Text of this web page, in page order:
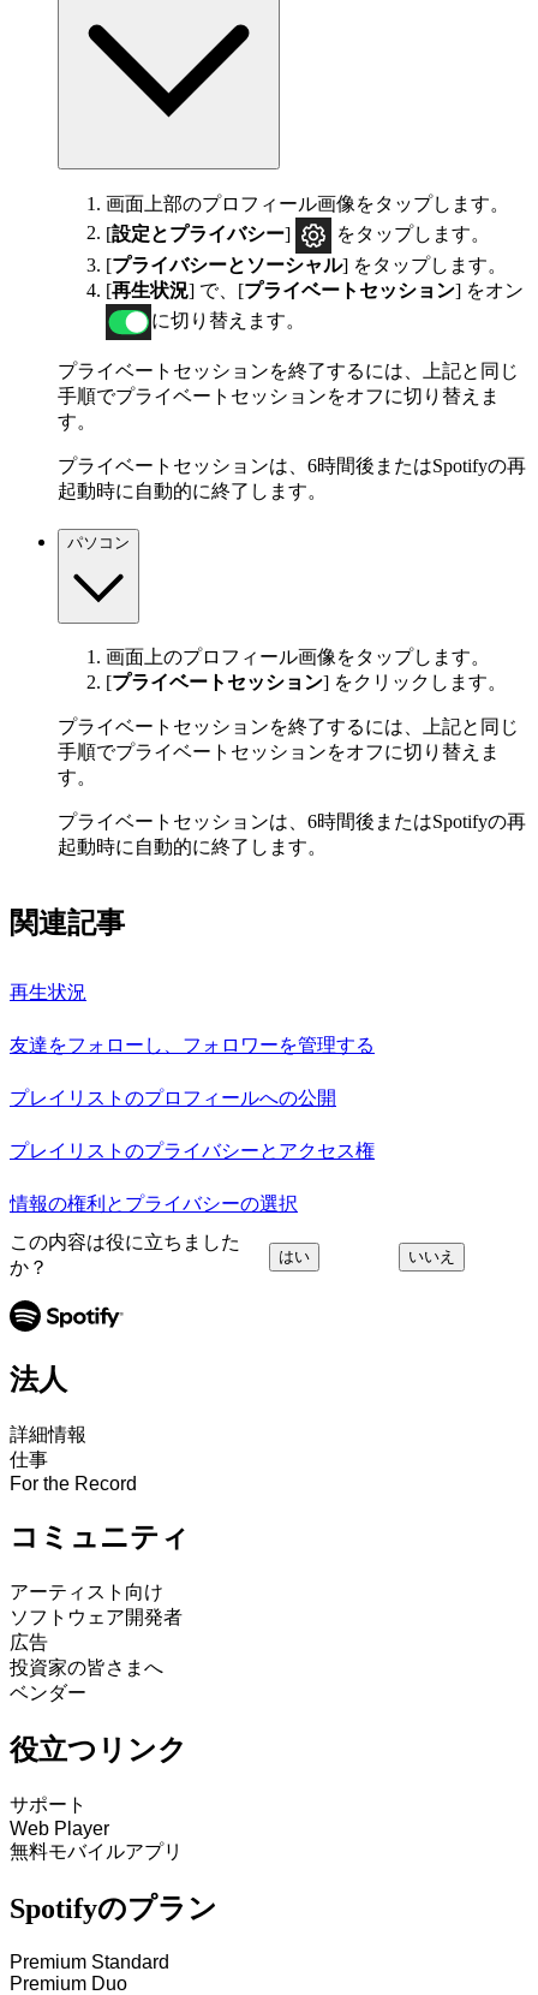
画面上部のプロフィール画像をタップします。
[設定とプライバシー]
をタップします。
[プライバシーとソーシャル] をタップします。
[再生状況] で、[プライベートセッション] をオン
に切り替えます。
プライベートセッションを終了するには、上記と同じ
手順でプライベートセッションをオフに切り替えま
す。
プライベートセッションは、6時間後またはSpotifyの再
起動時に自動的に終了します。
パソコン
画面上のプロフィール画像をタップします。
[プライベートセッション] をクリックします。
プライベートセッションを終了するには、上記と同じ
手順でプライベートセッションをオフに切り替えま
す。
プライベートセッションは、6時間後またはSpotifyの再
起動時に自動的に終了します。
関連記事
再生状況
友達をフォローし、フォロワーを管理する
プレイリストのプロフィールへの公開
プレイリストのプライバシーとアクセス権
情報の権利とプライバシーの選択
この内容は役に立ちました
か？
はい いいえ
法人
詳細情報
仕事
For the Record
コミュニティ
アーティスト向け
ソフトウェア開発者
広告
投資家の皆さまへ
ベンダー
役立つリンク
サポート
Web Player
無料モバイルアプリ
Spotifyのプラン
Premium Standard
Premium Duo